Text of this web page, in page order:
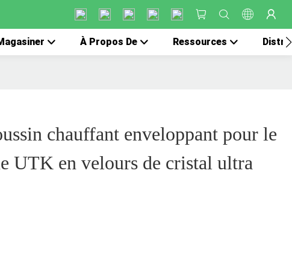
À Propos De Ressources
chauffant enveloppant pour le
UTK en velours de cristal ultra